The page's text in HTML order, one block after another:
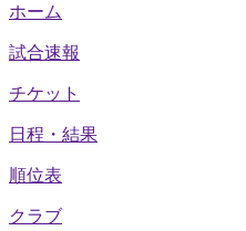
ホーム
試合速報
チケット
日程・結果
順位表
クラブ